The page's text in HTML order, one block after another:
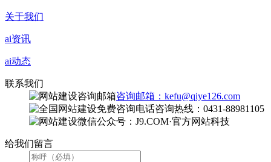
关于我们
ai资讯
ai动态
联系我们
咨询邮箱：kefu@qiye126.com
咨询热线：0431-88981105
微信公众号：J9.COM·官方网站科技
给我们留言